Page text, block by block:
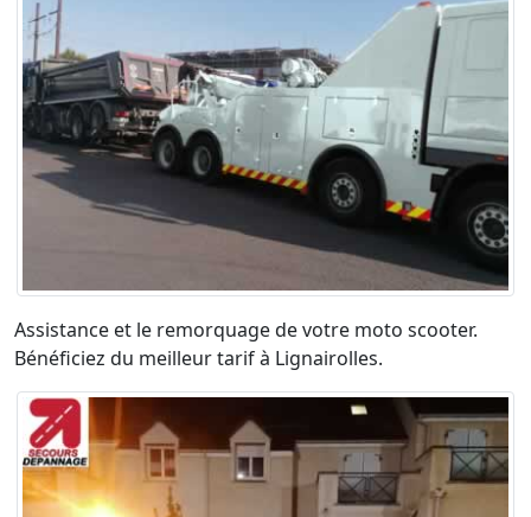
Assistance et le remorquage de votre moto scooter.
Bénéficiez du meilleur tarif à Lignairolles.